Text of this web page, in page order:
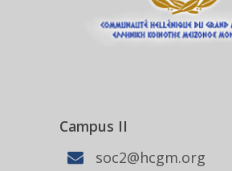
Campus II
soc2@hcgm.org